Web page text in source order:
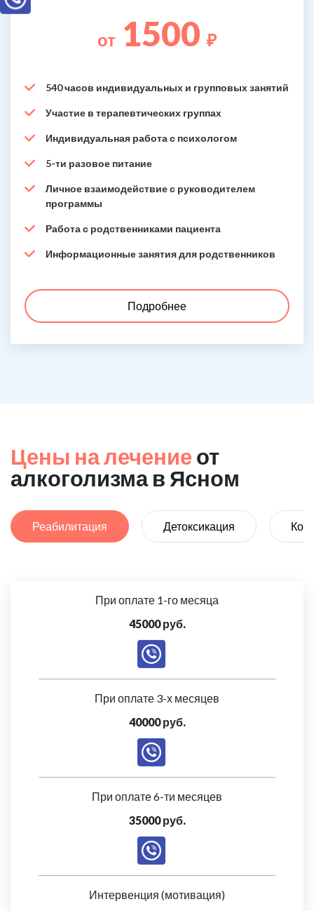
от 1500 ₽
540 часов индивидуальных и групповых занятий
Участие в терапевтических группах
Индивидуальная работа с психологом
5-ти разовое питание
Личное взаимодействие с руководителем
программы
Работа с родственниками пациента
Информационные занятия для родственников
Подробнее
Цены на лечение от
алкоголизма в Ясном
Реабилитация Детоксикация
При оплате 1-го месяца
45000 руб.
При оплате 3-х месяцев
40000 руб.
При оплате 6-ти месяцев
35000 руб.
Интервенция (мотивация)